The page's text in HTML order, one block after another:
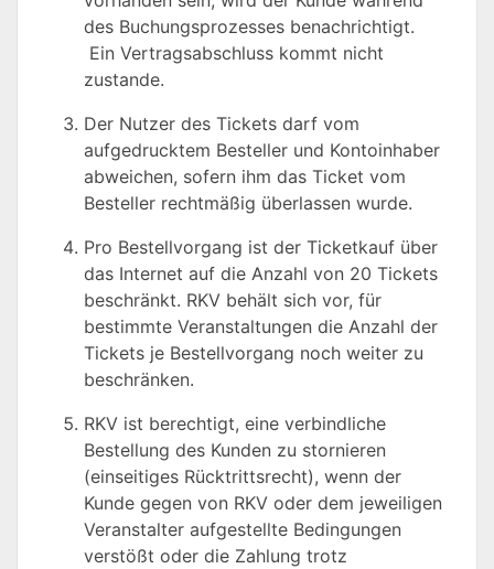
des Buchungsprozesses benachrichtigt.
Ein Vertragsabschluss kommt nicht
zustande.
Der Nutzer des Tickets darf vom
aufgedrucktem Besteller und Kontoinhaber
abweichen, sofern ihm das Ticket vom
Besteller rechtmäßig überlassen wurde.
Pro Bestellvorgang ist der Ticketkauf über
das Internet auf die Anzahl von 20 Tickets
beschränkt. RKV behält sich vor, für
bestimmte Veranstaltungen die Anzahl der
Tickets je Bestellvorgang noch weiter zu
beschränken.
RKV ist berechtigt, eine verbindliche
Bestellung des Kunden zu stornieren
(einseitiges Rücktrittsrecht), wenn der
Kunde gegen von RKV oder dem jeweiligen
Veranstalter aufgestellte Bedingungen
verstößt oder die Zahlung trotz